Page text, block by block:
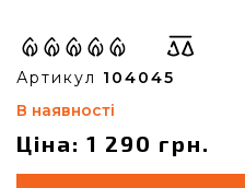
Артикул 104045
В наявності
Ціна: 1 290 грн.